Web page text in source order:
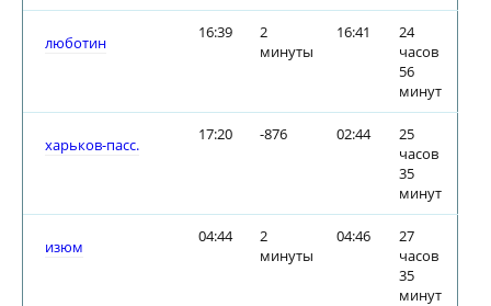
люботин
16:39
2
минуты
16:41
24
часов
56
минут
харьков-пасс.
17:20 -876 02:44
25
часов
35
минут
изюм
04:44
2
минуты
04:46
27
часов
35
минут